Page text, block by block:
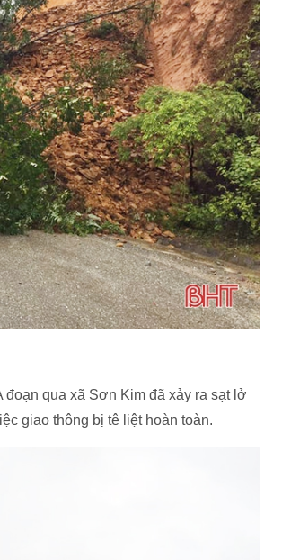
đoạn qua xã Sơn Kim đã xảy ra sạt lở
giao thông bị tê liệt hoàn toàn.